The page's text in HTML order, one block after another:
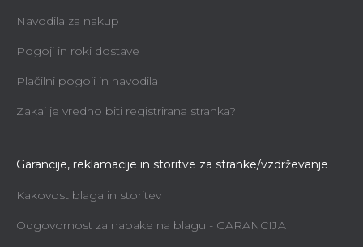
Navodila za nakup
Pogoji in roki dostave
Plačilni pogoji in navodila
Zakaj je vredno biti registrirana stranka?
Garancije, reklamacije in storitve za stranke/vzdrževanje
Kakovost blaga in storitev
Odgovornost za napake na blagu - GARANCIJA